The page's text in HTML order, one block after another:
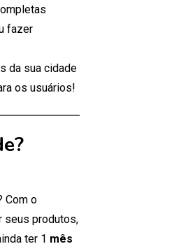
fazer
da sua cidade
os usuários!
Com o
seus produtos,
ter 1 mês